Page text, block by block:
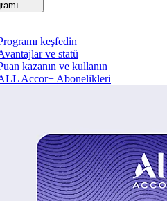
keşfedin
ve statü
kazanın ve kullanın
Accor+ Abonelikleri